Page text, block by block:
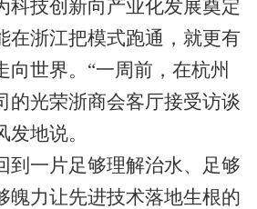
科技创新向产业化发展奠定
在浙江把模式跑通，就更有
向世界。“一周前，在杭州
的光荣浙商会客厅接受访谈
地说。
一片足够理解治水、足够
魄力让先进技术落地生根的